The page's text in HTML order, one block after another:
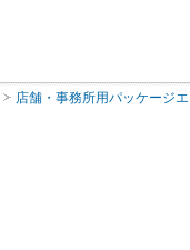
店舗・事務所用パッケージ